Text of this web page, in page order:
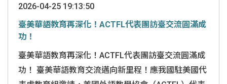
2026-04-25 19:13:50
臺美華語教育再深化！ACTFL代表團訪臺交流圓滿成
功！
臺美華語教育再深化！ACTFL代表團訪臺交流圓滿成
功！ 臺美華語教育交流邁向新里程！應我國駐美國代